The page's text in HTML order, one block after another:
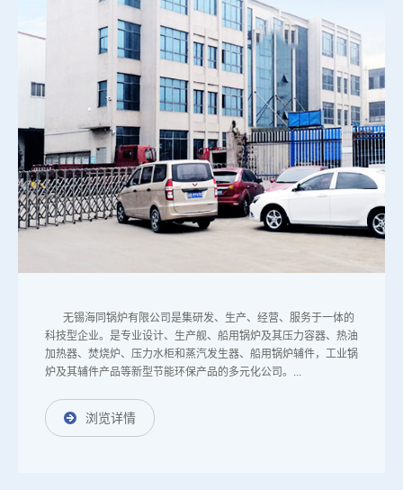
无锡海同锅炉有限公司是集研发、生产、经营、服务于一体的
科技型企业。是专业设计、生产舰、船用锅炉及其压力容器、热油
加热器、焚烧炉、压力水柜和蒸汽发生器、船用锅炉辅件，工业锅
炉及其辅件产品等新型节能环保产品的多元化公司。...
浏览详情